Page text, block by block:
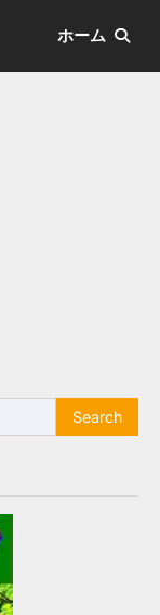
ホーム